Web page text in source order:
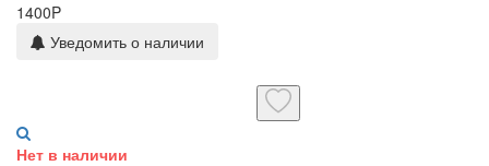
1400P
Уведомить о наличии
Нет в наличии